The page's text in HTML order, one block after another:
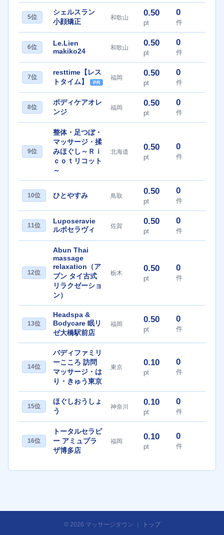
5位
シェルスラン
小顔矯正
和歌山 0.50
pt
0
件
6位
Le.Lien
makiko24
和歌山 0.50
pt
0
件
7位
resttime【レス
トタイム】
PR
福岡 0.50
pt
0
件
8位
ボディケアオレ
ンジ
福岡 0.50
pt
0
件
9位
整体・足つぼ・
マッサージ・揉
みほぐし～Ｒｉ
ｃｏｔリコット
～
北海道 0.50
pt
0
件
10位 ひとやすみ 鳥取 0.50
pt
0
件
11位
Luposeravie
ルポセラヴィ
佐賀 0.50
pt
0
件
12位
Abun Thai
massage
relaxation（ア
ブン タイ古式
リラクゼーショ
ン）
栃木 0.50
pt
0
件
13位
Headspa &
Bodycare 眠リ
ゼ大橋駅前店
福岡 0.50
pt
0
件
14位
バディファミリ
ーこころ 訪問
マッサージ・は
り・きゅう東京
東京 0.10
pt
0
件
15位
ほぐしおうしょ
う
神奈川 0.10
pt
0
件
16位
トータルセラピ
ー アミュプラ
ザ博多店
福岡 0.10
pt
0
件
© 2026 マッサージタウン ｜ トップ